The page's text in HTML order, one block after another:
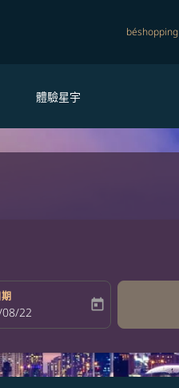
béshopping
體驗星宇
return-date-aria-label
22 today